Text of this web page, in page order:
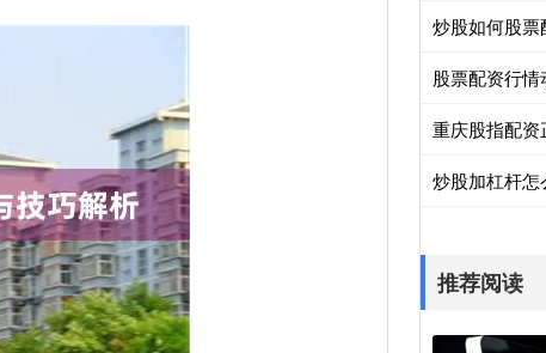
炒股如何股
股票配资行
重庆股指配
炒股加杠杆
推荐阅读